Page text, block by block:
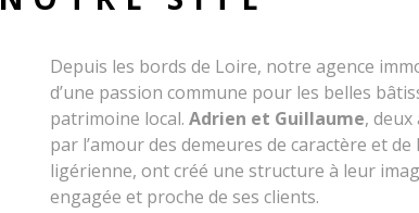
Depuis les bords de Loire, notre agence
d’une passion commune pour les belles
patrimoine local. Adrien et Guillaume, deux
par l’amour des demeures de caractère et de
ligérienne, ont créé une structure à leur
engagée et proche de ses clients.